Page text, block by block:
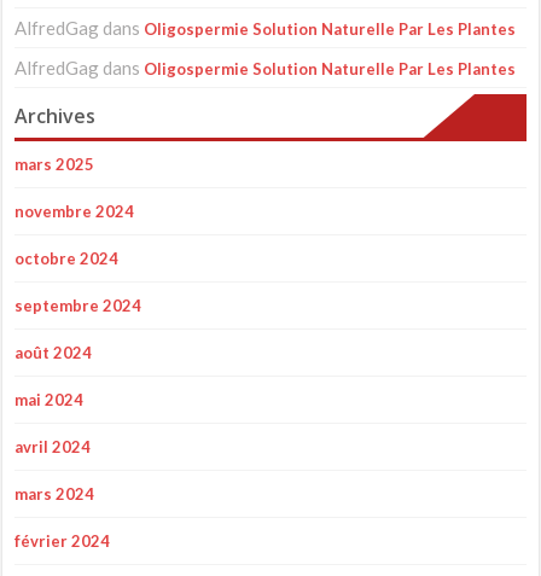
AlfredGag dans Oligospermie Solution Naturelle Par Les Plantes
AlfredGag dans Oligospermie Solution Naturelle Par Les Plantes
Archives
mars 2025
novembre 2024
octobre 2024
septembre 2024
août 2024
mai 2024
avril 2024
mars 2024
février 2024